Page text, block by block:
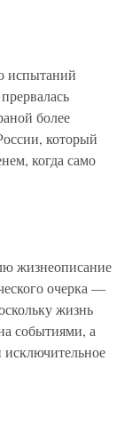
испытаний
более
который
когда само
жизнеописание
очерка —
жизнь
событиями, а